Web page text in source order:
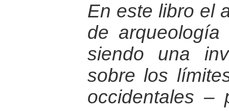
En este libro el
de
siendo una
sobre los
occidentales –